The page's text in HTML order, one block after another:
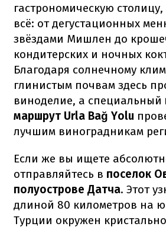
гастрономическую столицу,
всё: от дегустационных
звёздами Мишлен до
кондитерских и ночных
Благодаря солнечному
глинистым почвам здесь
виноделие, а специальный
маршрут Urla Bağ Yolu
лучшим виноградникам
Если же вы ищете
отправляйтесь в поселок
полуострове Датча. Этот
длиной 80 километров на
Турции окружен